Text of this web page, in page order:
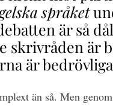
språket
är så
skrivråden är
är
än så. Men